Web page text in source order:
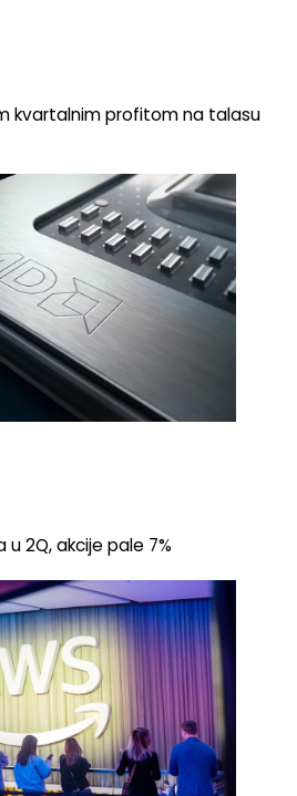
kvartalnim profitom na talasu
u 2Q, akcije pale 7%